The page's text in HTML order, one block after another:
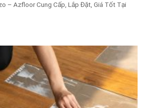
– Azfloor Cung Cấp, Lắp Đặt, Giá Tốt Tại